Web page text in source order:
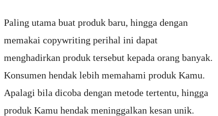
Paling utama buat produk baru, hingga dengan
memakai copywriting perihal ini dapat
menghadirkan produk tersebut kepada orang banyak.
Konsumen hendak lebih memahami produk Kamu.
Apalagi bila dicoba dengan metode tertentu, hingga
produk Kamu hendak meninggalkan kesan unik.